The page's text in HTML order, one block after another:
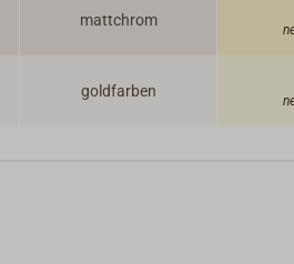
mattchrom
goldfarben